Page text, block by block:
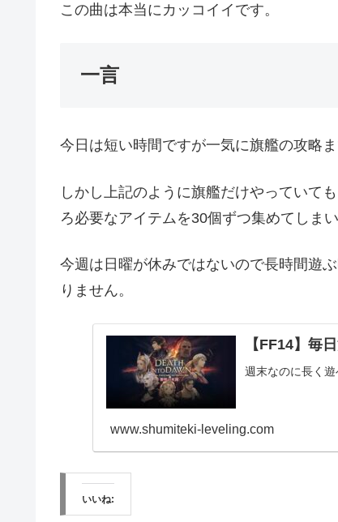
この曲は本当にカッコイイです。
一言
今日は短い時間ですが一気に旗艦の攻略
しかし上記のように旗艦だけやっていて
ろ必要なアイテムを30個ずつ集めてしまい
今週は日曜が休みではないので長時間遊
りません。
【FF14】毎
週末なのに長く
www.shumiteki-leveling.com
いいね: